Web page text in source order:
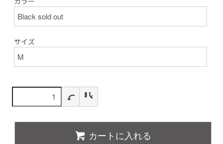
サイズ
カートに入れる